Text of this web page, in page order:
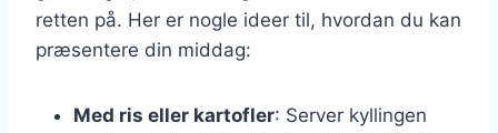
retten på. Her er nogle ideer til, hvordan du kan
præsentere din middag:
Med ris eller kartofler: Server kyllingen